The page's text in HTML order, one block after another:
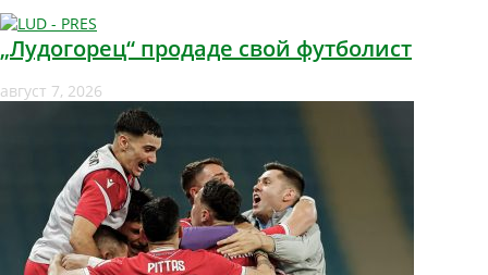
„Лудогорец“ продаде свой футболист
август 7, 2026